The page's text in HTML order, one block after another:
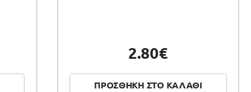
2.80€
ΠΡΟΣΘΗΚΗ ΣΤΟ ΚΑΛΑΘΙ